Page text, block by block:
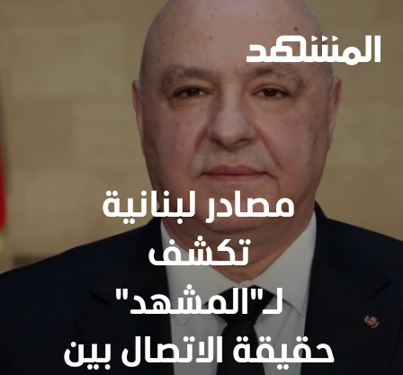
مصادر لبنانية
تكشف
لـ"المشهد"
حقيقة الاتصال بين